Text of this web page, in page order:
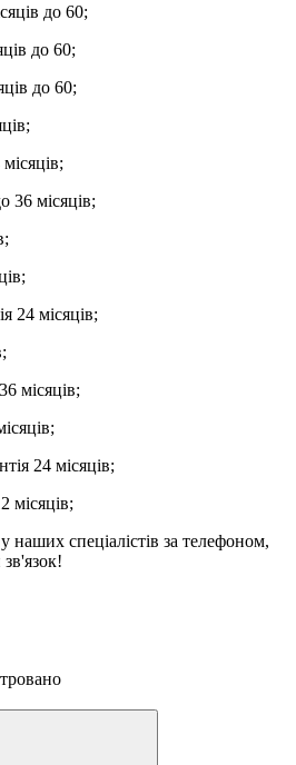
до 60;
до 60;
до 60;
36 місяців;
24 місяців;
місяців;
24 місяців;
місяців;
наших спеціалістів за телефоном,